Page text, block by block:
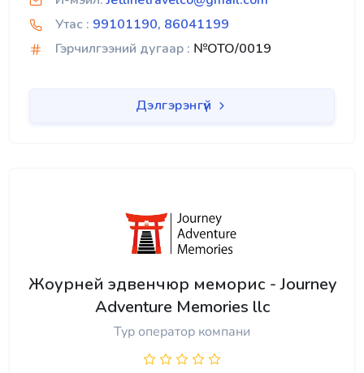
Утас : 99101190, 86041199
Гэрчилгээний дугаар : №OTO/0019
Дэлгэрэнгүй
Жоурней эдвенчюр меморис - Journey
Adventure Memories llc
Тур оператор компани